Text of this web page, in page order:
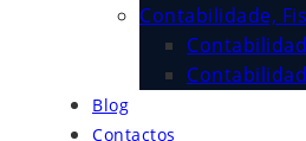
Contabilidade,
Blog
Contactos